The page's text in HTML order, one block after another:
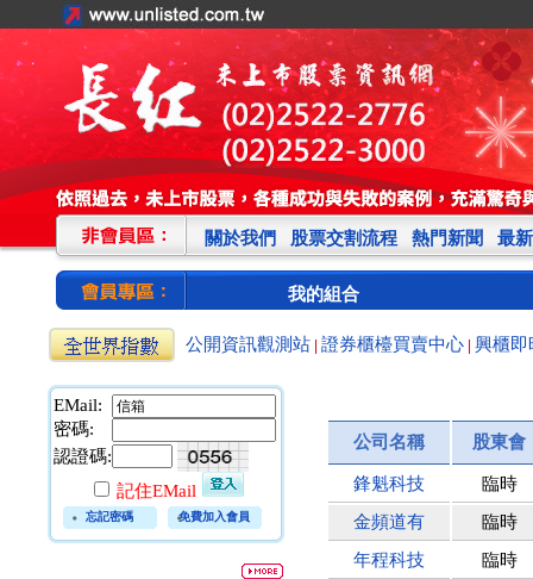
關於我們 股票交割流程 熱門新聞 最
我的組合
公開資訊觀測站 證券櫃檯買賣中心 興櫃即
EMail:
密碼:
認證碼:
記住EMail
忘記密碼 免費加入會員
公司名稱 股東會
鋒魁科技
臨時
金頻道有
臨時
年程科技
臨時